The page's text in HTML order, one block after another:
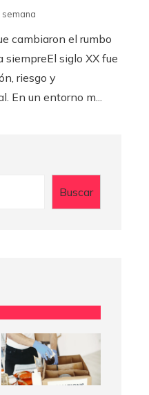
cambiaron el rumbo
siglo XX fue
riesgo y
En un entorno m...
Buscar